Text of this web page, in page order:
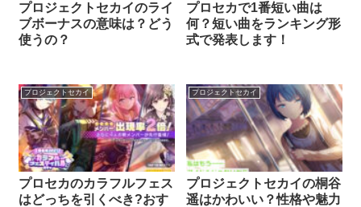
プロジェクトセカイのライ
ブボーナスの意味は？どう
使うの？
プロセカで1番短い曲は
何？短い曲をランキング形
式で発表します！
プロジェクトセカイ
プロセカのカラフルフェス
はどっちを引くべき?おす
プロジェクトセカイ
プロジェクトセカイの桐谷
遥はかわいい？性格や魅力